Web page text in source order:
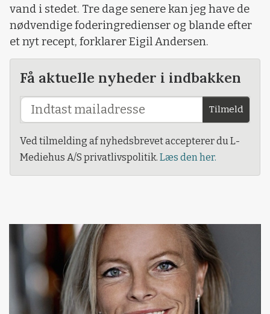
vand i stedet. Tre dage senere kan jeg have de
nødvendige foderingredienser og blande efter
et nyt recept, forklarer Eigil Andersen.
Få aktuelle nyheder i indbakken
Tilmeld
Ved tilmelding af nyhedsbrevet accepterer du L-
Mediehus A/S privatlivspolitik. Læs den her.